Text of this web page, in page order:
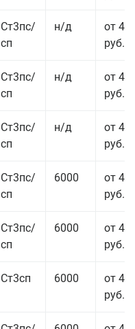
Ст3пс/
сп
н/д
от 42
руб.
Ст3пс/
сп
н/д
от 46
руб.
Ст3пс/
сп
н/д
от 45
руб.
Ст3пс/
сп
6000
от 46
руб.
Ст3пс/
сп
6000
от 43
руб.
Ст3сп 6000
от 43
руб.